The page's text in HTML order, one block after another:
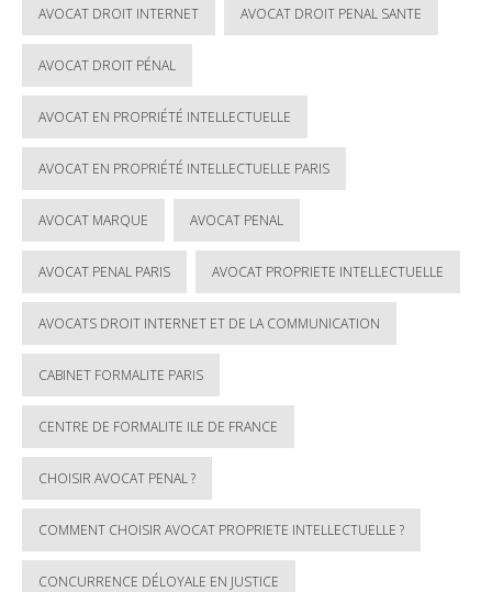
AVOCAT DROIT INTERNET AVOCAT DROIT PENAL SANTE
AVOCAT DROIT PÉNAL
AVOCAT EN PROPRIÉTÉ INTELLECTUELLE
AVOCAT EN PROPRIÉTÉ INTELLECTUELLE PARIS
AVOCAT MARQUE AVOCAT PENAL
AVOCAT PENAL PARIS AVOCAT PROPRIETE INTELLECTUELLE
AVOCATS DROIT INTERNET ET DE LA COMMUNICATION
CABINET FORMALITE PARIS
CENTRE DE FORMALITE ILE DE FRANCE
CHOISIR AVOCAT PENAL ?
COMMENT CHOISIR AVOCAT PROPRIETE INTELLECTUELLE ?
CONCURRENCE DÉLOYALE EN JUSTICE